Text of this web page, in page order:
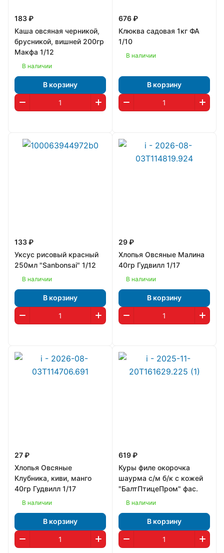
183 ₽
Каша овсяная черникой,
брусникой, вишней 200гр
Макфа 1/12
В наличии
В корзину
676 ₽
Клюква садовая 1кг ФА
1/10
В наличии
В корзину
133 ₽
Уксус рисовый красный
250мл "Sanbonsai" 1/12
В наличии
В корзину
29 ₽
Хлопья Овсяные Малина
40гр Гудвилл 1/17
В наличии
В корзину
27 ₽
Хлопья Овсяные
Клубника, киви, манго
40гр Гудвилл 1/17
В наличии
В корзину
619 ₽
Куры филе окорочка
шаурма с/м б/к с кожей
"БалтПтицеПром" фас.
В наличии
В корзину